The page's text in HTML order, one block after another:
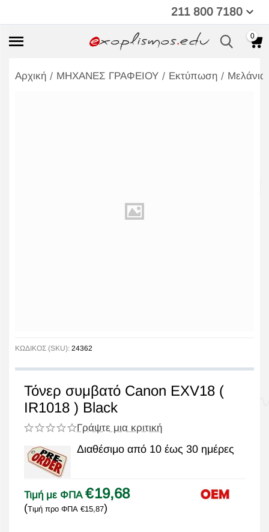
211 800 7180
0
Αρχική / ΜΗΧΑΝΕΣ ΓΡΑΦΕΙΟΥ / Εκτύπωση /
ΚΩΔΙΚΟΣ (SKU): 24362
Τόνερ συμβατό Canon EXV18 (
IR1018 ) Black
Γράψτε μια κριτική
Διαθέσιμο από 10 έως 30 ημέρες
Τιμή με ΦΠΑ €19,68
(Τιμή προ ΦΠΑ €15,87)